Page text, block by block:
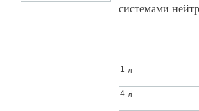
системами
1 л
4 л